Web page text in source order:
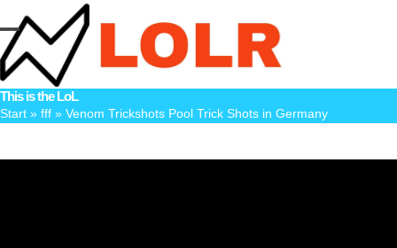
to
content
Open
mobile
menu
Close
mobile
menu
This is the LoL
Start » fff » Venom Trickshots Pool Trick Shots in Germany